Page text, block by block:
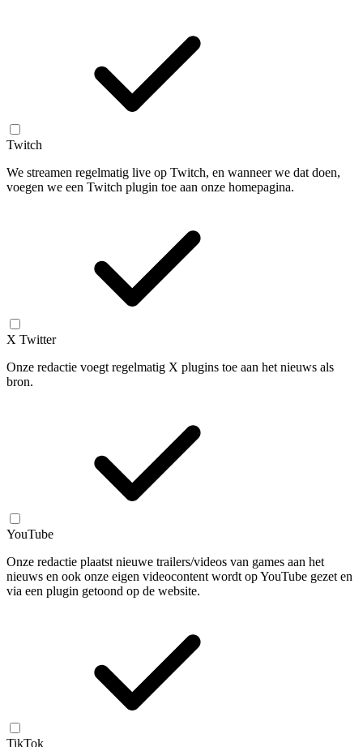
Twitch
We streamen regelmatig live op Twitch, en wanneer we dat doen,
voegen we een Twitch plugin toe aan onze homepagina.
X Twitter
Onze redactie voegt regelmatig X plugins toe aan het nieuws als
bron.
YouTube
Onze redactie plaatst nieuwe trailers/videos van games aan het
nieuws en ook onze eigen videocontent wordt op YouTube gezet en
via een plugin getoond op de website.
TikTok